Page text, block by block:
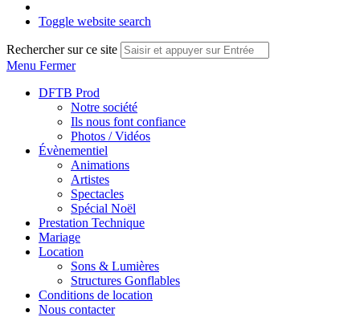
Toggle website search
Rechercher sur ce site
Menu Fermer
DFTB Prod
Notre société
Ils nous font confiance
Photos / Vidéos
Évènementiel
Animations
Artistes
Spectacles
Spécial Noël
Prestation Technique
Mariage
Location
Sons & Lumières
Structures Gonflables
Conditions de location
Nous contacter